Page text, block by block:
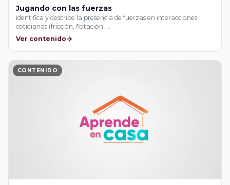
Jugando con las fuerzas
identifica y describe la presencia de fuerzas en interacciones
cotidianas (fricción, flotación, …
Ver contenido
CONTENIDO